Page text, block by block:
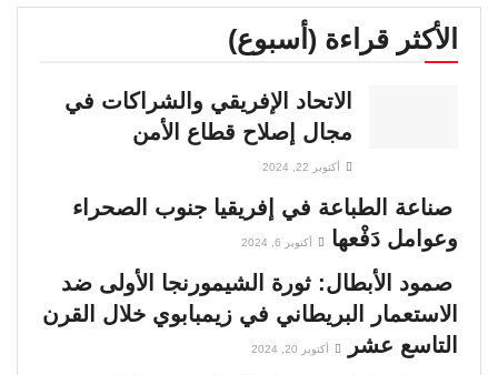
الأكثر قراءة (أسبوع)
الاتحاد الإفريقي والشراكات في
مجال إصلاح قطاع الأمن
أكتوبر 22, 2024
صناعة الطباعة في إفريقيا جنوب الصحراء
وعوامل دَفْعها
أكتوبر 6, 2024
صمود الأبطال: ثورة الشيمورنجا الأولى ضد
الاستعمار البريطاني في زيمبابوي خلال القرن
التاسع عشر
أكتوبر 20, 2024